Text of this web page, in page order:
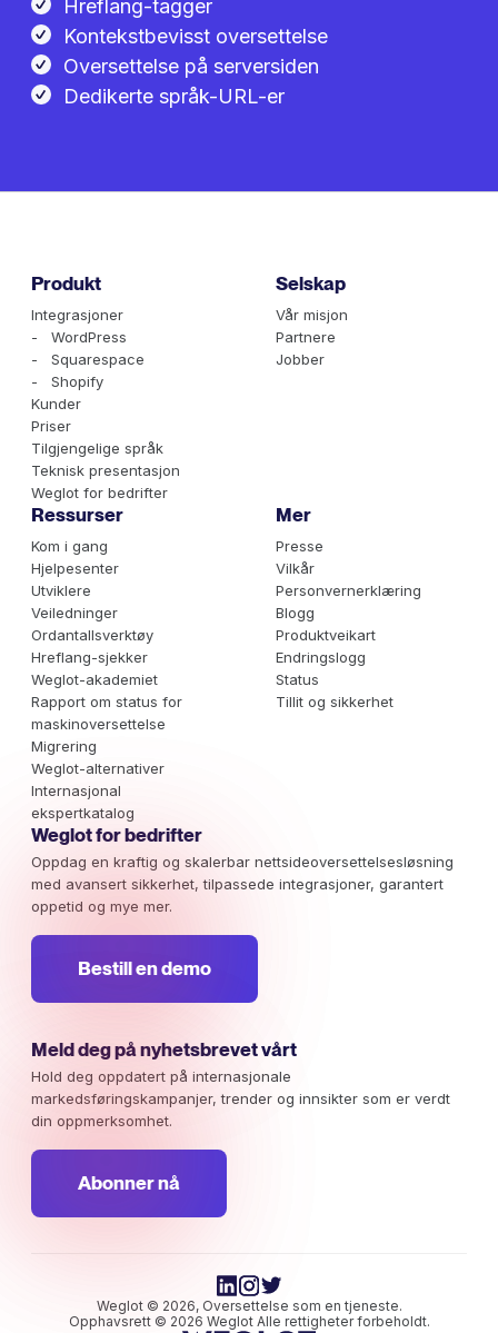
Hreflang-tagger
Kontekstbevisst oversettelse
Oversettelse på serversiden
Dedikerte språk-URL-er
Produkt
Integrasjoner
- WordPress
- Squarespace
- Shopify
Kunder
Priser
Tilgjengelige språk
Teknisk presentasjon
Weglot for bedrifter
Selskap
Vår misjon
Partnere
Jobber
Ressurser
Kom i gang
Hjelpesenter
Utviklere
Veiledninger
Ordantallsverktøy
Hreflang-sjekker
Weglot-akademiet
Rapport om status for
maskinoversettelse
Migrering
Weglot-alternativer
Internasjonal
ekspertkatalog
Mer
Presse
Vilkår
Personvernerklæring
Blogg
Produktveikart
Endringslogg
Status
Tillit og sikkerhet
Weglot for bedrifter
Oppdag en kraftig og skalerbar nettsideoversettelsesløsning
med avansert sikkerhet, tilpassede integrasjoner, garantert
oppetid og mye mer.
Bestill en demo
Meld deg på nyhetsbrevet vårt
Hold deg oppdatert på internasjonale
markedsføringskampanjer, trender og innsikter som er verdt
din oppmerksomhet.
Abonner nå
Weglot © 2026, Oversettelse som en tjeneste.
Opphavsrett © 2026 Weglot Alle rettigheter forbeholdt.